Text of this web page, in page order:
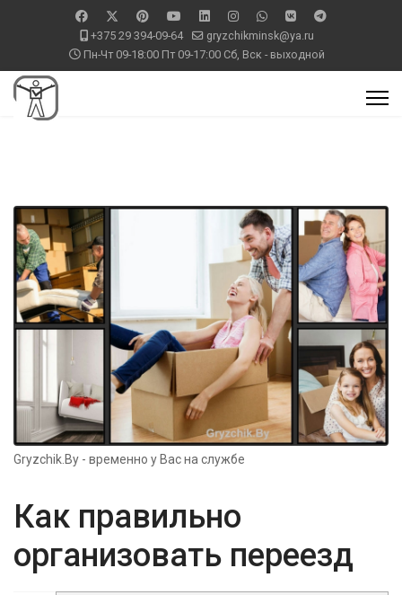
+375 29 394-09-64
gryzchikminsk@ya.ru
Пн-Чт 09-18:00 Пт 09-17:00 Сб, Вск - выходной
Gryzchik.By - временно у Вас на службе
Как правильно
организовать переезд